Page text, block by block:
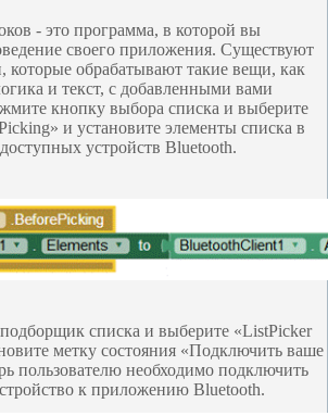
- это программа, в которой вы
своего приложения. Существуют
которые обрабатывают такие вещи, как
и текст, с добавленными вами
кнопку выбора списка и выберите
и установите элементы списка в
доступных устройств Bluetooth.
списка и выберите «ListPicker
метку состояния «Подключить ваше
пользователю необходимо подключить
к приложению Bluetooth.